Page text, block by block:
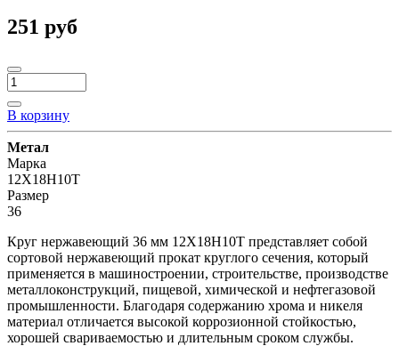
251 руб
В корзину
Метал
Марка
12Х18Н10Т
Размер
36
Круг нержавеющий 36 мм 12Х18Н10Т представляет собой
сортовой нержавеющий прокат круглого сечения, который
применяется в машиностроении, строительстве, производстве
металлоконструкций, пищевой, химической и нефтегазовой
промышленности. Благодаря содержанию хрома и никеля
материал отличается высокой коррозионной стойкостью,
хорошей свариваемостью и длительным сроком службы.